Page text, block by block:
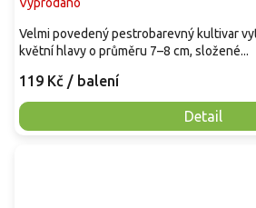
119 Kč / balení
Detail
Velmi povedený pestrobarevný kultivar
květní hlavy o průměru 7–8 cm, složené...